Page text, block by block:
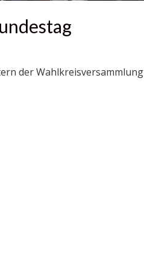
der Wahlkreisversammlung